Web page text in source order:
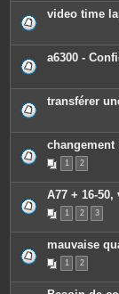
video time
a6300 -
transférer
1 2
A77 + 16-
1 2 3
mauvaise
1 2